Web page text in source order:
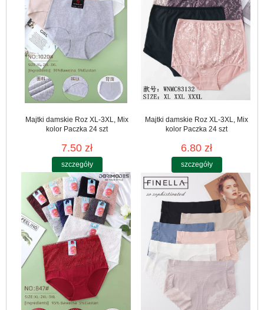
Majtki damskie Roz XL-3XL, Mix
kolor Paczka 24 szt
7.50 zł
szczegóły
Majtki damskie Roz XL-3XL, Mix
kolor Paczka 24 szt
6.80 zł
szczegóły